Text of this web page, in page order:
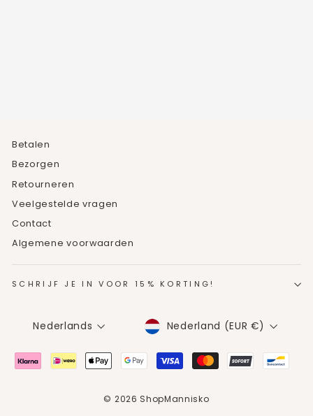
Betalen
Bezorgen
Retourneren
Veelgestelde vragen
Contact
Algemene voorwaarden
SCHRIJF JE IN VOOR 15% KORTING!
TAAL
Nederlands MUNTEENHEID
Nederland (EUR €)
© 2026 ShopMannisko